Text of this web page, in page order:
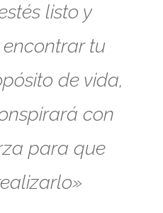
listo y
tu
de vida,
con
para que